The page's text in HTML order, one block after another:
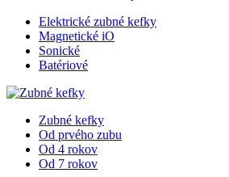
Elektrické zubné kefky
Magnetické iO
Sonické
Batériové
Zubné kefky
Od prvého zubu
Od 4 rokov
Od 7 rokov